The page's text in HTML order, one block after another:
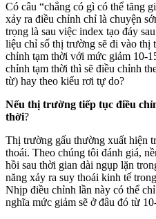
Có câu “chẳng có gì có thể tăng
xảy ra điều chỉnh chỉ là chuyện
trọng là sau việc index tạo đáy
liệu chỉ số thị trường sẽ đi vào thị
chỉnh tạm thời với mức giảm 10-
chỉnh tạm thời thì sẽ điều chỉnh
từ) hay theo kiểu rơi tự do?
Nếu thị trường tiếp tục điều
thời?
Thị trường gấu thường xuất hiện
thoái. Theo chúng tôi đánh giá,
hồi sau thời gian dài ngụp lặn
năng xảy ra suy thoái kinh tế
Nhịp điều chỉnh lần này có thể
nghĩa mức giảm sẽ ở đâu đó từ